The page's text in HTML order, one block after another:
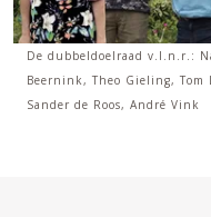
De dubbeldoelraad v.l.n.r.:
Beernink, Theo Gieling,
Sander de Roos, André Vink